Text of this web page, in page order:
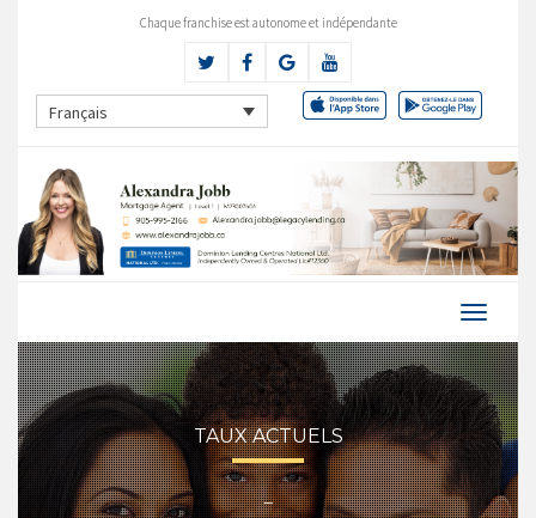
Chaque franchise est autonome et indépendante
Français
TAUX ACTUELS
–